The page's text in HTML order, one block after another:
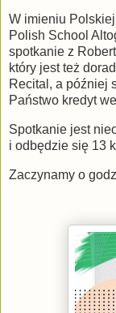
W imieniu Polskiej
Polish School
spotkanie z
który jest też
Recital, a później
Państwo kredyt
Spotkanie jest
i odbędzie się 13
Zaczynamy o